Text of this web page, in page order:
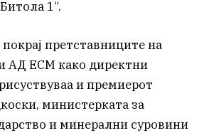
1“.
претставниците на
АД ЕСМ како директни
и премиерот
министерката за
и минерални суровини